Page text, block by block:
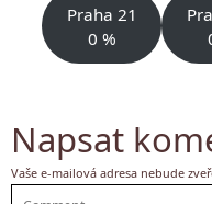
Praha 21
0 %
Napsat
Vaše e-mailová adresa nebude